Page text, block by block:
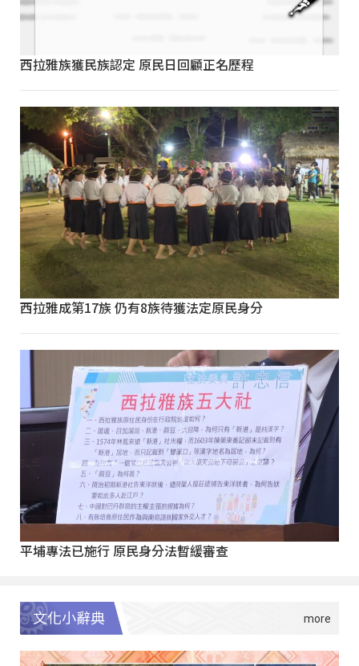
西拉雅族獲民族認定 原民日回顧正名歷程
西拉雅成第17族 仍有8族待獲法定原民身分
平埔專法已施行 原民身分法暫緩審查
文化小辭典